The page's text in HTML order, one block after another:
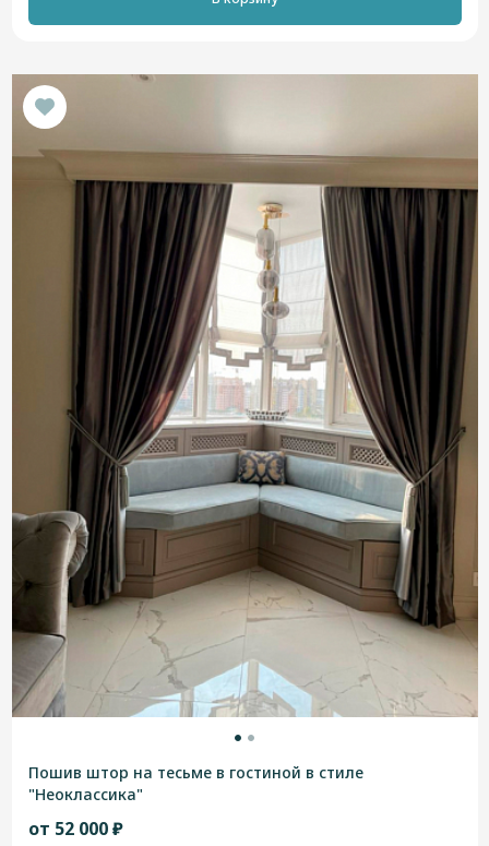
Пошив штор на тесьме в гостиной в стиле
"Неоклассика"
от 52 000 ₽